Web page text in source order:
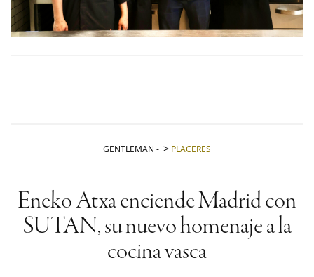
GENTLEMAN - PLACERES
Eneko Atxa enciende Madrid con
SUTAN, su nuevo homenaje a la
cocina vasca